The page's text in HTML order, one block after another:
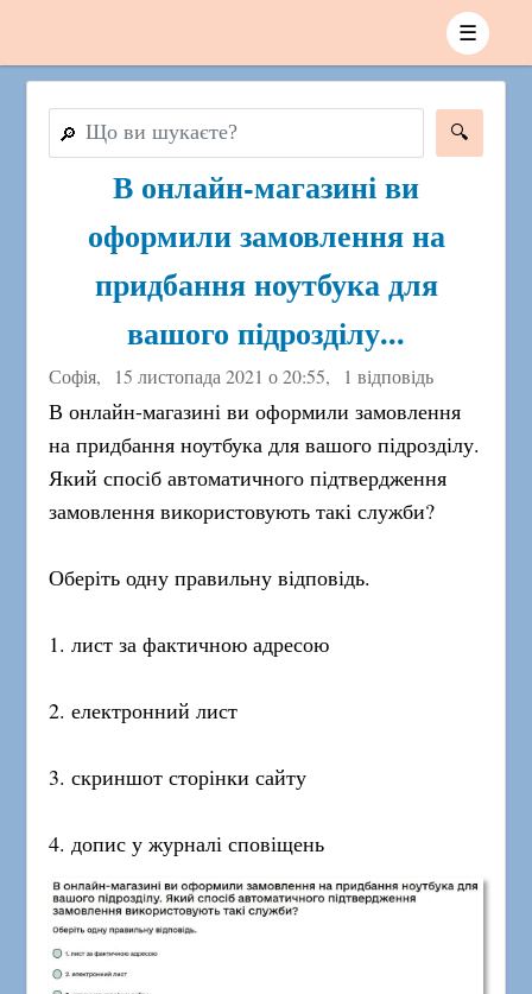
☰
🔎
В онлайн-магазині ви
оформили замовлення на
придбання ноутбука для
вашого підрозділу...
Софія, 15 листопада 2021 о 20:55, 1 відповідь
В онлайн-магазині ви оформили замовлення
на придбання ноутбука для вашого підрозділу.
Який спосіб автоматичного підтвердження
замовлення використовують такі служби?
Оберіть одну правильну відповідь.
1. лист за фактичною адресою
2. електронний лист
3. скриншот сторінки сайту
4. допис у журналі сповіщень